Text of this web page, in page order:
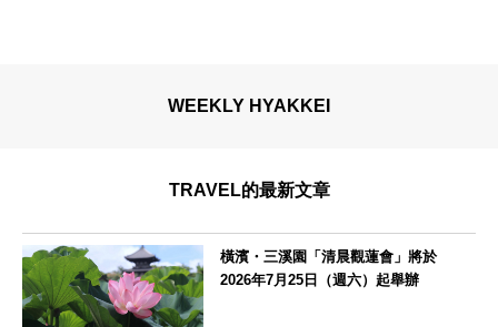
WEEKLY HYAKKEI
TRAVEL的最新文章
橫濱・三溪園「清晨觀蓮會」將於
2026年7月25日（週六）起舉辦